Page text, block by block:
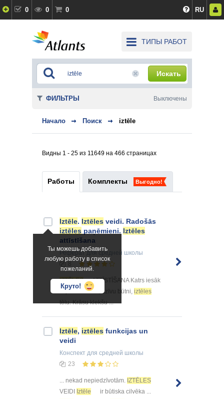
0 0 0 RU
ТИПЫ РАБОТ
Искать
Начало Поиск iztēle
Видны 1 - 25 из 11649 на 466 страницах
Работы Комплекты Выгодно!
Ты можешь добавить
любую работу в список
пожеланий.
Круто!
Iztēle. Iztēles veidi. Radošās
iztēles paņēmieni. Iztēles
attīstīšana
Рефератдля средней школы
IZTĒLES
ATTĪSTĪŠANA Katrs iesāk
... priekšmetus, dzīvu būtni, iztēles
tēlu. Krāsu klekšu ...
Iztēle, iztēles funkcijas un
veidi
Конспект для средней школы
23
... nekad nepiedzīvotām. IZTĒLES
VEIDI Iztēle
ir būtiska cilvēka ...
ФИЛЬТРЫ Выключены